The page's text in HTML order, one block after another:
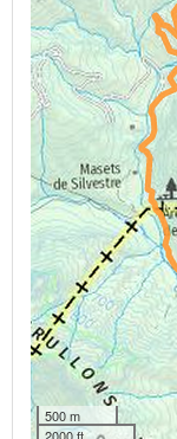
500 m